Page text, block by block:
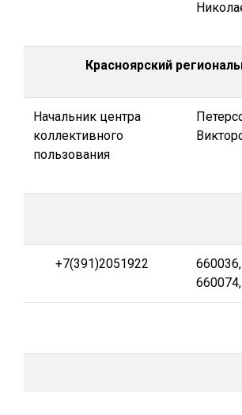
Красноярский
Начальник центра
коллективного
пользования
+7(391)2051922